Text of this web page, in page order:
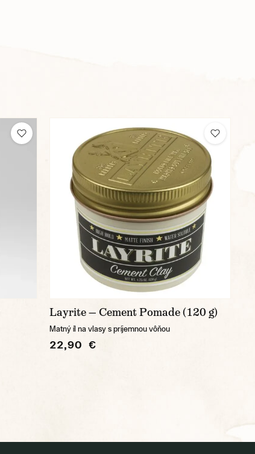
Layrite — Cement Pomade (120 g)
Matný íl na vlasy s príjemnou vôňou
22,90 €